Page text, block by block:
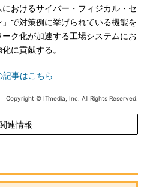
おけるサイバー・フィジカル・セ
で対策例に挙げられている機能を
ク化が加速する工場システムにお
に貢献する。
事はこちら
Copyright © ITmedia, Inc. All Rights Reserved.
連情報